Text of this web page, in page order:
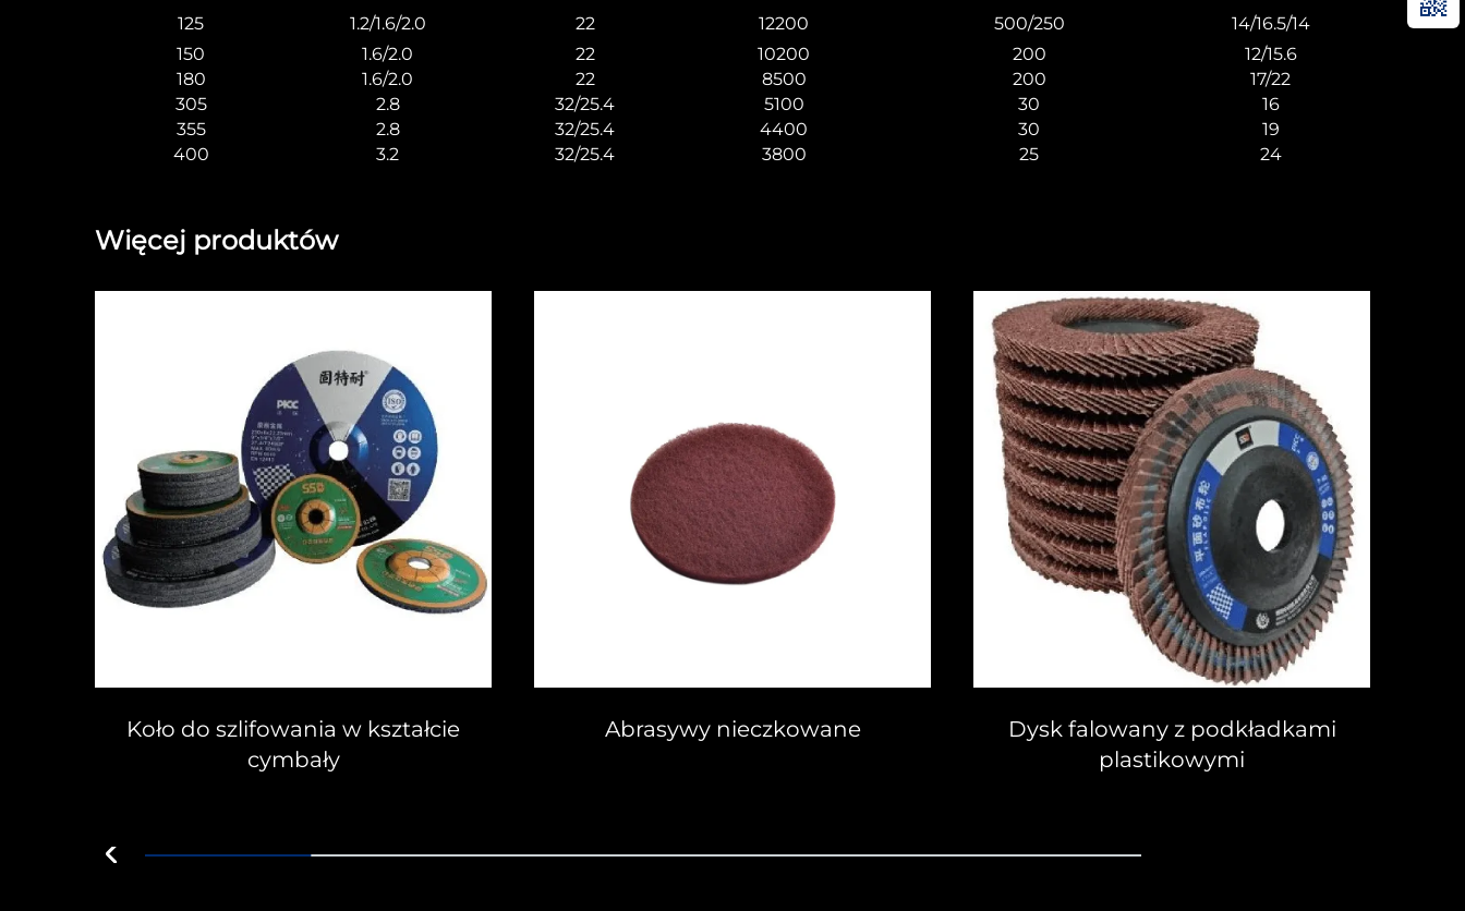
125
1.2/1.6/2.0 22 12200 500/250
14/16.5/14
150
1.6/2.0 22 10200 200
12/15.6
180
1.6/2.0 22 8500 200
17/22
305
2.8 32/25.4 5100 30
16
355
2.8 32/25.4 4400 30
19
400
3.2 32/25.4 3800 25 24
Więcej produktów
Koło do szlifowania w kształcie
cymbały
Abrasywy nieczkowane
Dysk falowany z podkładkami
plastikowymi